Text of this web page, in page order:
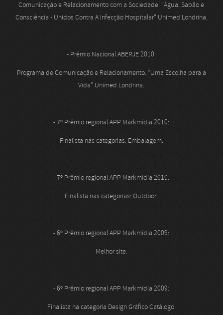
Comunicação e Relacionamento com a Sociedade. “Água, Sabão e
Consciência - Unidos Contra A Infecção Hospitalar" Unimed Londrina.
- Prêmio Nacional ABERJE 2010:
Programa de Comunicação e Relacionamento. “Uma Escolha para a
Vida" Unimed Londrina.
- 7º Prêmio regional APP Markmídia 2010:
Finalista nas categorias: Embalagem.
- 7º Prêmio regional APP Markmídia 2010:
Finalista nas categorias: Outdoor.
- 6º Prêmio regional APP Markmídia 2009:
Melhor site.
- 6º Prêmio regional APP Markmídia 2009:
Finalista na categoria Design Gráfico Catálogo.